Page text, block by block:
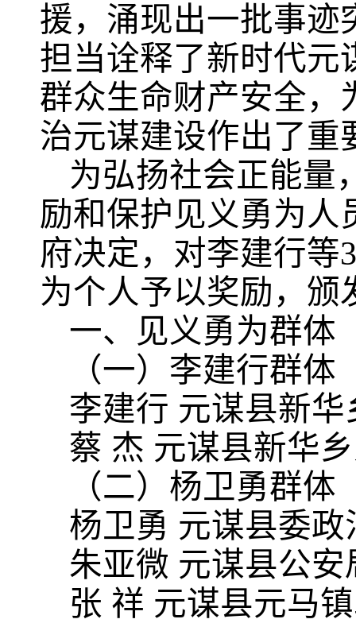
援，涌现出一批事迹
担当诠释了新时代元
群众生命财产安全，
治元谋建设作出了重
为弘扬社会正能量
励和保护见义勇为人
府决定，对李建行等
为个人予以奖励，颁
一、见义勇为群体
（一）李建行群体
李建行 元谋县新
蔡 杰 元谋县新华
（二）杨卫勇群体
杨卫勇 元谋县委
朱亚微 元谋县公安
张 祥 元谋县元马